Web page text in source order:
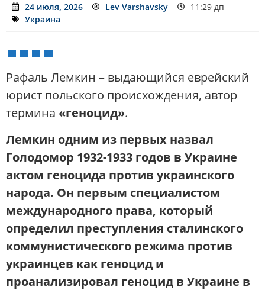
24 июля, 2026 Lev Varshavsky
11:29 дп
Украина
Рафаль Лемкин – выдающийся еврейский
юрист польского происхождения, автор
термина «геноцид».
Лемкин одним из первых назвал
Голодомор 1932-1933 годов в Украине
актом геноцида против украинского
народа. Он первым специалистом
международного права, который
определил преступления сталинского
коммунистического режима против
украинцев как геноцид и
проанализировал геноцид в Украине в